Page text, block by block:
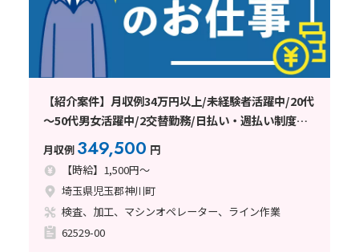
【紹介案件】月収例34万円以上/未経験者活躍中/20代
～50代男女活躍中/2交替勤務/日払い・週払い制度あ
月収例 349,500 円
【時給】1,500円～
埼玉県児玉郡神川町
検査、加工、マシンオペレーター、ライン作業
62529-00